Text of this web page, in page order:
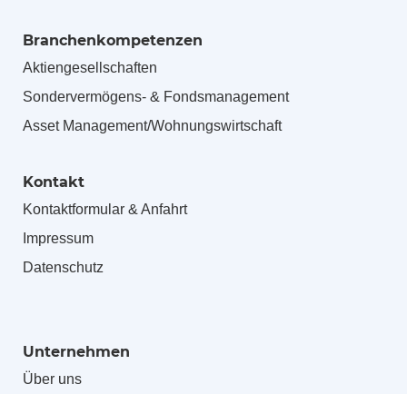
Branchenkompetenzen
Aktiengesellschaften
Sondervermögens- & Fondsmanagement
Asset Management/Wohnungswirtschaft
Kontakt
Kontaktformular & Anfahrt
Impressum
Datenschutz
Unternehmen
Über uns